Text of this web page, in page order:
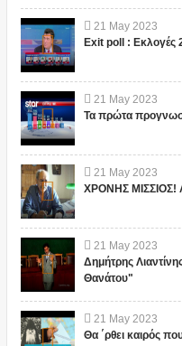
21 May 2023
Exit poll : Εκλογές
21 May 2023
Τα πρώτα
21 May 2023
ΧΡΟΝΗΣ ΜΙΣΣΙΟΣ!
21 May 2023
Δημήτρης
Θανάτου"
21 May 2023
Θα ΄ρθει καιρός